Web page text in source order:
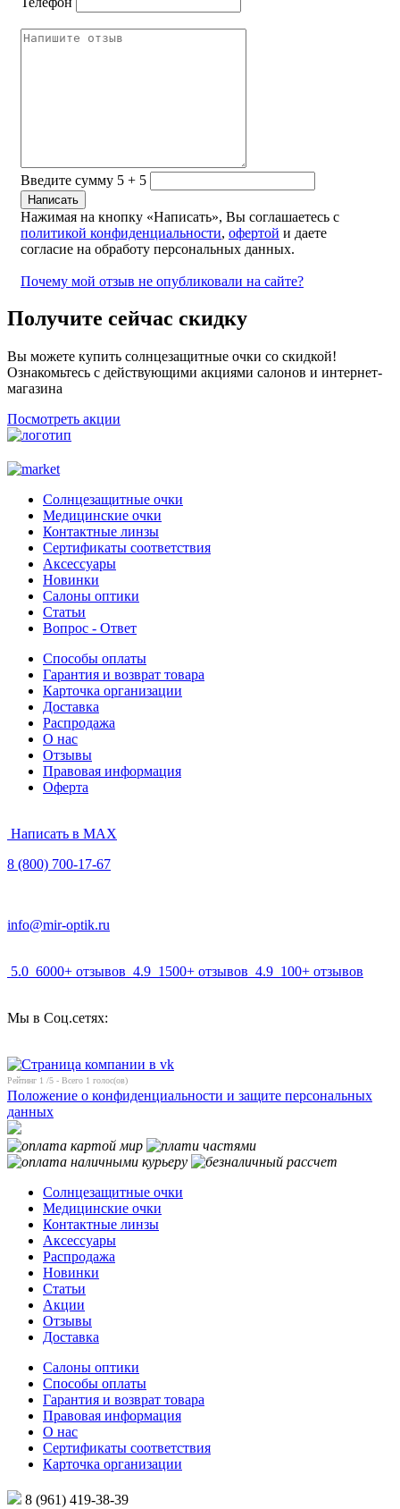
Введите сумму 5 + 5
Нажимая на кнопку «Написать», Вы соглашаетесь с
политикой конфиденциальности, офертой и даете
согласие на обработу персональных данных.
Почему мой отзыв не опубликовали на сайте?
Получите сейчас скидку
Вы можете купить солнцезащитные очки со скидкой!
Ознакомьтесь с действующими акциями салонов и интернет-
магазина
Посмотреть акции
Солнцезащитные очки
Медицинские очки
Контактные линзы
Сертификаты соответствия
Аксессуары
Новинки
Салоны оптики
Статьи
Вопрос - Ответ
Способы оплаты
Гарантия и возврат товара
Карточка организации
Доставка
Распродажа
О нас
Отзывы
Правовая информация
Оферта
Написать в MAX
8 (800) 700-17-67
info@mir-optik.ru
5.0 6000+ отзывов 4.9 1500+ отзывов 4.9 100+ отзывов
Мы в Соц.сетях:
Рейтинг 1 /5 - Всего 1 голос(ов)
Положение о конфиденциальности и защите персональных
данных
Солнцезащитные очки
Медицинские очки
Контактные линзы
Аксессуары
Распродажа
Новинки
Статьи
Акции
Отзывы
Доставка
Салоны оптики
Способы оплаты
Гарантия и возврат товара
Правовая информация
О нас
Сертификаты соответствия
Карточка организации
8 (961) 419-38-39